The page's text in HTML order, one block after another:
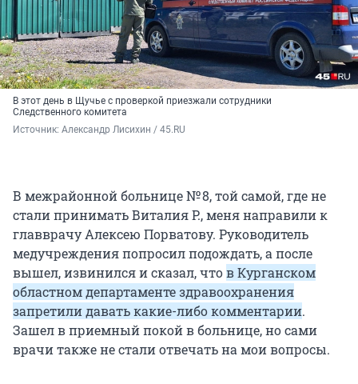
В этот день в Щучье с проверкой приезжали сотрудники
Следственного комитета
Источник: Александр Лисихин / 45.RU
В межрайонной больнице№ 8, той самой, где не
стали приниматьВиталия Р., меня направили к
главврачу Алексею Порватову. Руководитель
медучреждения попросил подождать, а после
вышел, извинился и сказал, чтов Курганском
областном департаменте здравоохранения
запретили давать какие-либо комментарии.
Зашел в приемный покой в больнице, но сами
врачи также не стали отвечать на мои вопросы.